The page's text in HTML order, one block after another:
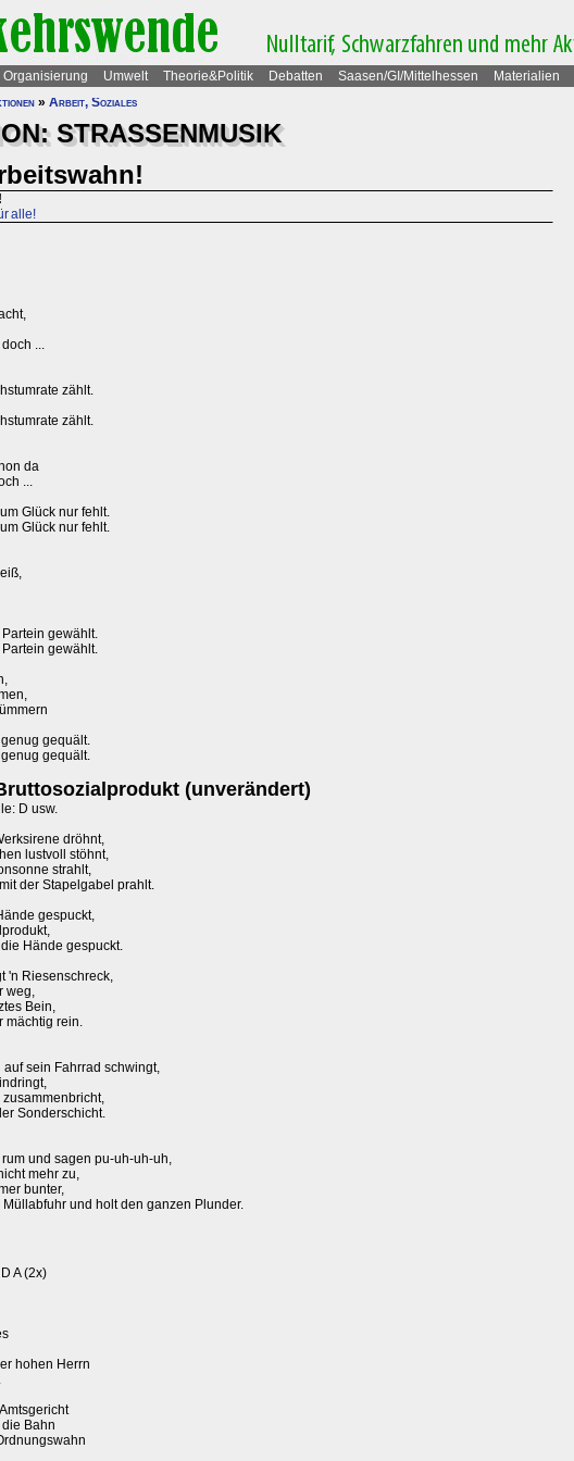
Organisierung Umwelt Theorie&Politik Debatten Saasen/GI/Mittelhessen Materialien
» Arbeit, Soziales
STRASSENMUSIK
alle!
...
zählt.
zählt.
da
...
Glück nur fehlt.
Glück nur fehlt.
Partein gewählt.
Partein gewählt.
gequält.
gequält.
(unverändert)
D usw.
dröhnt,
lustvoll stöhnt,
strahlt,
der Stapelgabel prahlt.
gespuckt,
Hände gespuckt.
'n Riesenschreck,
weg,
Bein,
mächtig rein.
sein Fahrrad schwingt,
Sonderschicht.
und sagen pu-uh-uh-uh,
mehr zu,
bunter,
und holt den ganzen Plunder.
A (2x)
hohen Herrn
Bahn